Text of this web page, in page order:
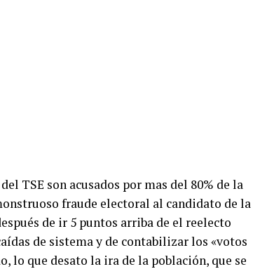
TSE son acusados por mas del 80% de la
fraude electoral al candidato de la
de ir 5 puntos arriba de el reelecto
de sistema y de contabilizar los «votos
lo que desato la ira de la población, que se